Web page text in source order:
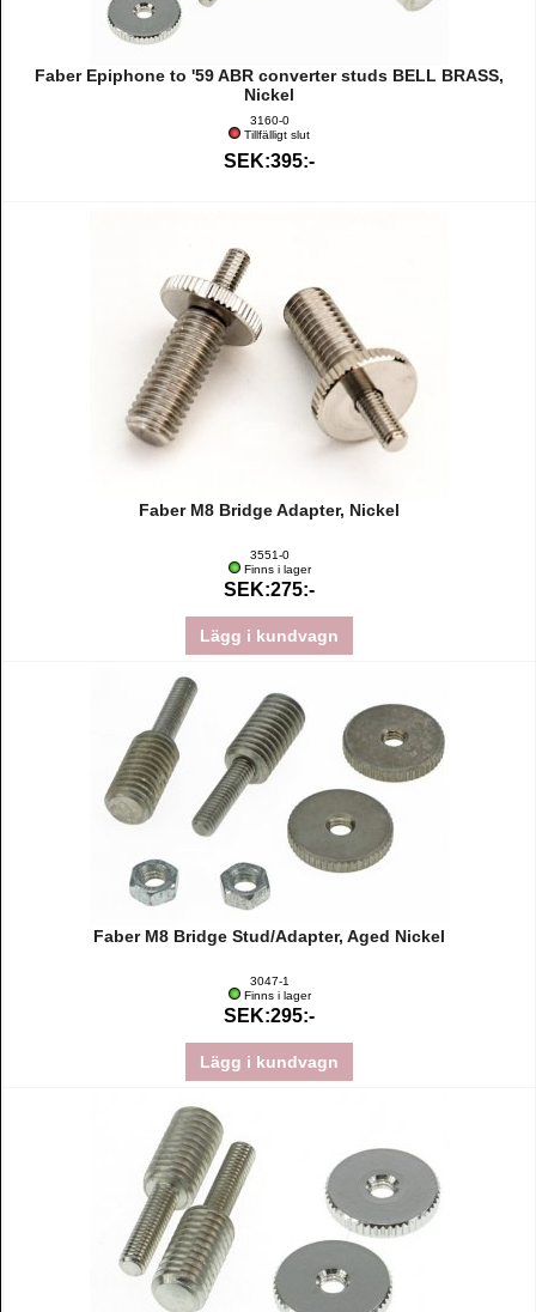
Faber Epiphone to '59 ABR converter studs BELL BRASS,
Nickel
3160-0
Tillfälligt slut
SEK:395:-
Faber M8 Bridge Adapter, Nickel
3551-0
Finns i lager
SEK:275:-
Lägg i kundvagn
Faber M8 Bridge Stud/Adapter, Aged Nickel
3047-1
Finns i lager
SEK:295:-
Lägg i kundvagn